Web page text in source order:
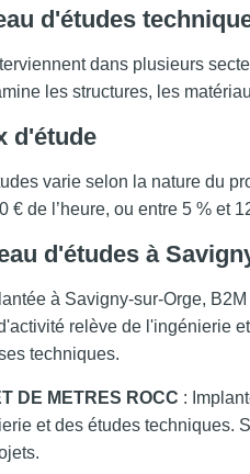
d'études
dans plusieurs
les structures, les
d'étude
varie selon la nature du
€ de l’heure, ou entre 5 % et
d'études à
à Savigny-sur-Orge,
relève de l'ingénierie
techniques.
DE METRES ROCC :
et des études techniques.